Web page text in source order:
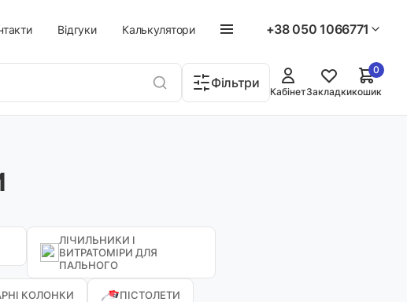
Відгуки Калькулятори +38 050 1066771
Фільтри
КабінетЗакладкикошик
0
ЛІЧИЛЬНИКИ І
ВИТРАТОМІРИ ДЛЯ
ПАЛЬНОГО
КОЛОНКИ ПІСТОЛЕТИ